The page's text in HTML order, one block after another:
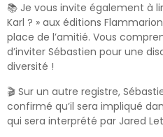
📚 Je vous invite également à
Karl ? » aux éditions
place de l’amitié. Vous
d’inviter Sébastien pour une
diversité !
🎬 Sur un autre registre,
confirmé qu’il sera impliqué
qui sera interprété par Jared